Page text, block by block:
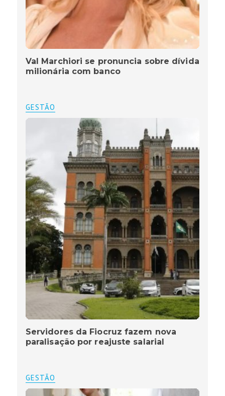
Val Marchiori se pronuncia sobre dívida
milionária com banco
GESTÃO
Servidores da Fiocruz fazem nova
paralisação por reajuste salarial
GESTÃO